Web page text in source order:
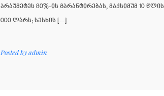
არაუმეტეს 80%-ის გარანტირებას, მაქსიმუმ 10
000 ლარს; სესხის […]
Posted byadmin